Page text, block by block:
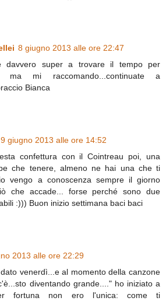
8 giugno 2013 alle ore 22:47
davvero super a trovare il tempo per
ma mi raccomando...continuate a
Bianca
9 giugno 2013 alle ore 14:52
confettura con il Cointreau poi, una
che tenere, almeno ne hai una che ti
vengo a conoscenza sempre il giorno
che accade... forse perché sono due
:))) Buon inizio settimana baci baci
2013 alle ore 22:29
venerdì...e al momento della canzone
diventando grande...." ho iniziato a
fortuna non ero l'unica: come ti